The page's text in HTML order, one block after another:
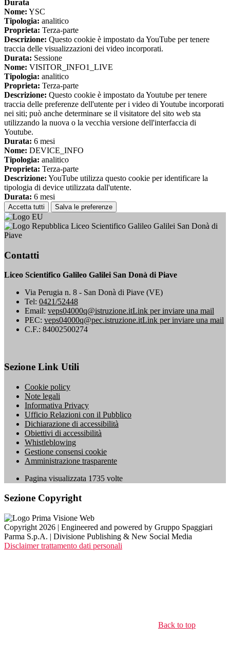
Durata
Nome: YSC
Tipologia: analitico
Proprieta: Terza-parte
Descrizione: Questo cookie è impostato da YouTube per tenere
traccia delle visualizzazioni dei video incorporati.
Durata: Sessione
Nome: VISITOR_INFO1_LIVE
Tipologia: analitico
Proprieta: Terza-parte
Descrizione: Questo cookie è impostato da Youtube per tenere
traccia delle preferenze dell'utente per i video di Youtube incorporati
nei siti; può anche determinare se il visitatore del sito web sta
utilizzando la nuova o la vecchia versione dell'interfaccia di
Youtube.
Durata: 6 mesi
Nome: DEVICE_INFO
Tipologia: analitico
Proprieta: Terza-parte
Descrizione: YouTube utilizza questo cookie per identificare la
tipologia di device utilizzata dall'utente.
Durata: 6 mesi
Accetta tutti Salva le preferenze
Liceo Scientifico Galileo Galilei San Donà di
Piave
Contatti
Liceo Scientifico Galileo Galilei San Donà di Piave
Via Perugia n. 8 - San Donà di Piave (VE)
Tel: 0421/52448
Email: veps04000q@istruzione.itLink per inviare una mail
PEC: veps04000q@pec.istruzione.itLink per inviare una mail
C.F.: 84002500274
Sezione Link Utili
Cookie policy
Note legali
Informativa Privacy
Ufficio Relazioni con il Pubblico
Dichiarazione di accessibilità
Obiettivi di accessibilità
Whistleblowing
Gestione consensi cookie
Amministrazione trasparente
Pagina visualizzata 1735 volte
Sezione Copyright
Copyright 2026 | Engineered and powered by Gruppo Spaggiari
Parma S.p.A. | Divisione Publishing & New Social Media
Disclaimer trattamento dati personali
Back to top